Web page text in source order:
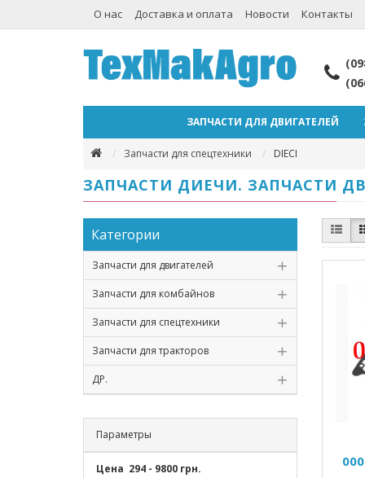
О нас Доставка и оплата Новости Контакты
ЗАПЧАСТИ ДЛЯ ДВИГАТЕЛЕЙ
Запчасти для спецтехники DIECI
ЗАПЧАСТИ ДИЕЧИ. ЗАПЧАСТИ
Категории
Запчасти для двигателей
Запчасти для комбайнов
Запчасти для спецтехники
Запчасти для тракторов
ДР.
Параметры
Цена 294 - 9800 грн.